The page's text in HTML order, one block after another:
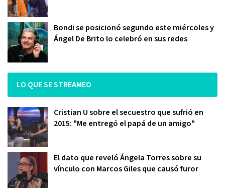
Bondi se posicionó segundo este miércoles y
Ángel De Brito lo celebró en sus redes
LO QUE SE STREAMEO
Cristian U sobre el secuestro que sufrió en
2015: "Me entregó el papá de un amigo"
El dato que reveló Ángela Torres sobre su
vínculo con Marcos Giles que causó furor